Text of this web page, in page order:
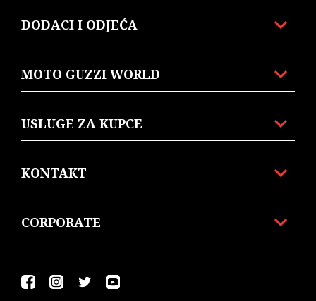
DODACI I ODJEĆA
MOTO GUZZI WORLD
USLUGE ZA KUPCE
KONTAKT
CORPORATE
FacebookInstagram
Twitter